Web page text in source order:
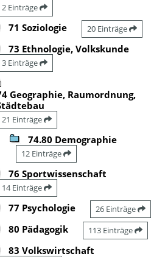
2 Einträge
71 Soziologie 20 Einträge
73 Ethnologie, Volkskunde
3 Einträge
Geographie, Raumordnung,
21 Einträge
74.80 Demographie
12 Einträge
76 Sportwissenschaft
14 Einträge
77 Psychologie 26 Einträge
80 Pädagogik 113 Einträge
83 Volkswirtschaft